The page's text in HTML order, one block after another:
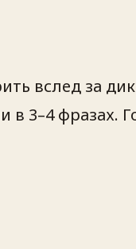
вслед за
в 3–4 фразах.